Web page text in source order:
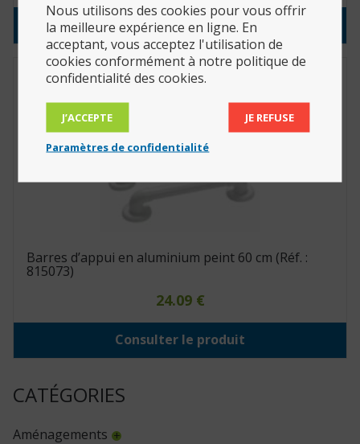
CATÉGORIES
Aménagements
Consulter le produit
Barres d’appui en aluminium peint 60 cm (Réf. :
815073)
24.09 €
Consulter le produit
Nous utilisons des cookies pour vous offrir
la meilleure expérience en ligne. En
acceptant, vous acceptez l'utilisation de
cookies conformément à notre politique de
confidentialité des cookies.
J’ACCEPTE JE REFUSE
Paramètres de confidentialité